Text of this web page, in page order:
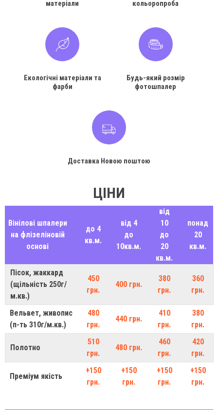
матеріали
кольоропроба
Екологічні матеріали та
фарби
Будь-який розмір
фотошпалер
Доставка Новою поштою
ЦІНИ
Вінілові шпалери
на флізеліновій
основі
до 4
кв.м.
від 4
до
10кв.м.
від
10
до
20
кв.м.
понад
20
кв.м.
Пісок, жаккард
(щільність 250г/
м.кв.)
450
грн.
400 грн.
380
грн.
360
грн.
Вельвет, живопис
(п-ть 310г/м.кв.)
480
грн.
440 грн.
410
грн.
380
грн.
Полотно
510
грн.
480 грн.
460
грн.
420
грн.
Преміум якість
+150
грн.
+150
грн.
+150
грн.
+150
грн.